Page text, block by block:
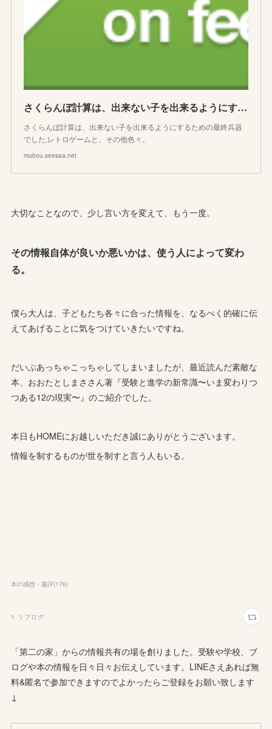
さくらんぼ計算は、出来ない子を出来るようにするための最終兵器でした: 不倒城
さくらんぼ計算は、出来ない子を出来るようにするための最終兵器
でした,レトロゲームと、その他色々。
mubou.seesaa.net
大切なことなので、少し言い方を変えて、もう一度。
その情報自体が良いか悪いかは、使う人によって変わ
る。
僕ら大人は、子どもたち各々に合った情報を、なるべく的確に伝
えてあげることに気をつけていきたいですね。
だいぶあっちゃこっちゃしてしまいましたが、最近読んだ素敵な
本、おおたとしまささん著『受験と進学の新常識〜いま変わりつ
つある12の現実〜』のご紹介でした。
本日もHOMEにお越しいただき誠にありがとうございます。
情報を制するものが世を制すと言う人もいる。
本の感想・書評(176)
1 リブログ
「第二の家」からの情報共有の場を創りました。受験や学校、ブ
ログや本の情報を日々日々お伝えしています。LINEさえあれば無
料&匿名で参加できますのでよかったらご登録をお願い致します
↓